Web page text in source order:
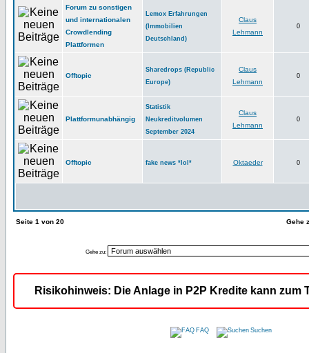
Forum zu sonstigen
und internationalen
Crowdlending
Plattformen
Lemox Erfahrungen
(Immobilien
Deutschland)
Claus
Lehmann
0
Offtopic
Sharedrops (Republic
Europe)
Claus
Lehmann
0
Plattformunabhängig
Statistik
Neukreditvolumen
September 2024
Claus
Lehmann
0
Offtopic fake news *lol* Oktaeder 0
Seite 1 von 20 Gehe
Gehe zu:
Risikohinweis: Die Anlage in P2P Kredite kann zum
FAQ Suchen